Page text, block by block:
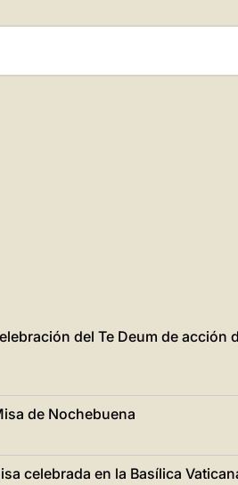
del Te Deum de acción
de Nochebuena
celebrada en la Basílica